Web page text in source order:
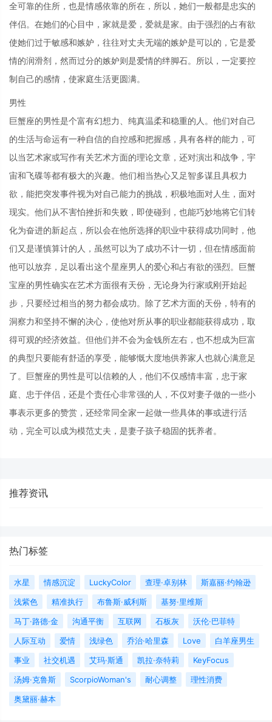
全可靠的住所，也是情感依靠的所在，所以，她们一般都是忠实的
伴侣。在她们的心目中，家就是爱，爱就是家。由于强烈的占有欲
使她们过于敏感和嫉妒，往往对丈夫无端的嫉妒是可以的，它是爱
情的润滑剂，然而过分的嫉妒则是爱情的绊脚石。所以，一定要控
制自己的感情，使家庭生活更圆满。
男性
巨蟹座的男性是个富有幻想力、纯真温柔和稳重的人。他们对自己
的生活与命运有一种自信的自控感和把握感，具有各样的能力，可
以当艺术家或写作有关艺术方面的理论文章，还对演出和战争，宇
宙和飞碟等都有极大的兴趣。他们相当热心又足智多谋且具权力
欲，能把突发事件视为对自己能力的挑战，积极地面对人生，面对
现实。他们从不害怕挫折和失败，即使碰到，也能巧妙地将它们转
化为奋进的新起点，所以会在他所选择的职业中获得成功同时，他
们又是谨慎算计的人，虽然可以为了成功不计一切，但在情感面前
他可以放弃，足以看出这个星座男人的爱心和占有欲的强烈。巨蟹
宝座的男性确实在艺术方面很有天份，无论身为行家或刚开始起
步，只要经过相当的努力都会成功。除了艺术方面的天份，特有的
洞察力和坚持不懈的决心，使他对所从事的职业都能获得成功，取
得可观的经济效益。但他们并不会为金钱所左右，也不想成为巨富
的典型只要能有舒适的享受，能够慨大度地供养家人也就心满意足
了。巨蟹座的男性是可以信赖的人，他们不仅感情丰富，忠于家
庭、忠于伴侣，还是个责任心非常强的人，不仅对妻子做的一些小
事表示更多的赞赏，还经常同全家一起做一些具体的事或进行活
动，完全可以成为模范丈夫，是妻子孩子稳固的抚养者。
推荐资讯
热门标签
水星 情感沉淀 LuckyColor 查理·卓别林
斯嘉丽·约翰逊
浅紫色
精准执行 布鲁斯·威利斯
基努·里维斯
马丁·路德·金
沟通平衡 互联网 石板灰
沃伦·巴菲特
人际互动
爱情 浅绿色 乔治·哈里森 Love
白羊座男生
事业
社交机遇 艾玛·斯通 凯拉·奈特莉
KeyFocus
汤姆·克鲁斯
ScorpioWoman's 耐心调整
理性消费
奥黛丽·赫本